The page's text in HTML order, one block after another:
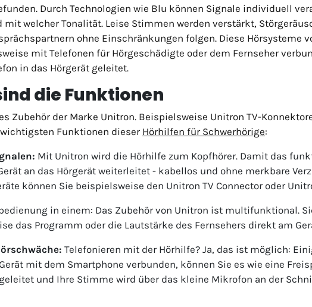
Durch Technologien wie Blu können Signale individuell
welcher Tonalität. Leise Stimmen werden verstärkt,
ohne Einschränkungen folgen. Diese Hörsysteme
mit Telefonen für Hörgeschädigte oder dem Fernseher
in das Hörgerät geleitet.
die Funktionen
Zubehör der Marke Unitron. Beispielsweise Unitron TV-
Funktionen dieser Hörhilfen für Schwerhörige:
Mit Unitron wird die Hörhilfe zum Kopfhörer. Damit das
an das Hörgerät weiterleitet - kabellos und ohne merkbare
können Sie beispielsweise den Unitron TV Connector oder
in einem: Das Zubehör von Unitron ist multifunktional.
das Programm oder die Lautstärke des Fernsehers direkt am
Telefonieren mit der Hörhilfe? Ja, das ist möglich:
mit dem Smartphone verbunden, können Sie es wie eine
und Ihre Stimme wird über das kleine Mikrofon an der